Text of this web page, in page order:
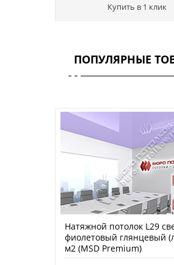
Купить в 1 клик
ПОПУЛЯРНЫЕ
Натяжной потолок L29
фиолетовый глянцевый
м2 (MSD Premium)